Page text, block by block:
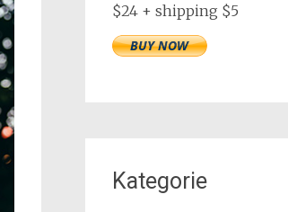
$24 + shipping $5
Kategorie